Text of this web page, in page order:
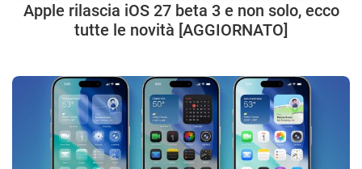
Apple rilascia iOS 27 beta 3 e non solo, ecco
tutte le novità [AGGIORNATO]